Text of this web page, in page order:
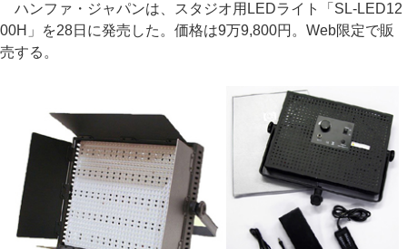
ハンファ・ジャパンは、スタジオ用LEDライト「SL-LED12
00H」を28日に発売した。価格は9万9,800円。Web限定で販
売する。